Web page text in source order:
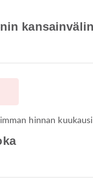
hinnan kuukausi